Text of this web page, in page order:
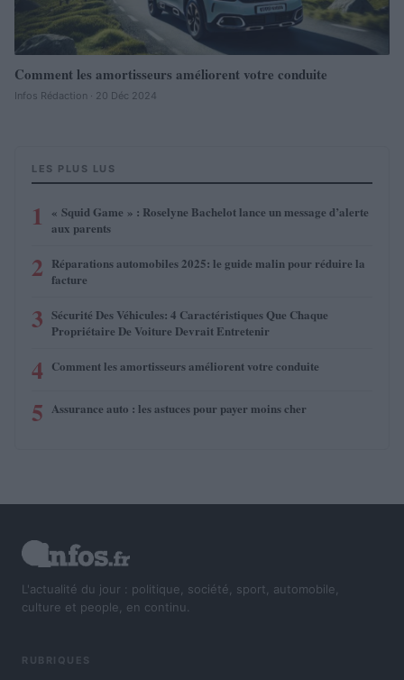
Comment les amortisseurs améliorent votre conduite
Infos Rédaction · 20 Déc 2024
LES PLUS LUS
1
« Squid Game » : Roselyne Bachelot lance un message d’alerte
aux parents
2 Réparations automobiles 2025: le guide malin pour réduire la
facture
3 Sécurité Des Véhicules: 4 Caractéristiques Que Chaque
Propriétaire De Voiture Devrait Entretenir
4 Comment les amortisseurs améliorent votre conduite
5 Assurance auto : les astuces pour payer moins cher
L'actualité du jour : politique, société, sport, automobile,
culture et people, en continu.
RUBRIQUES